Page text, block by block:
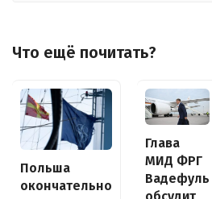
Что ещё почитать?
Польша
окончательно
Глава
МИД ФРГ
Вадефуль